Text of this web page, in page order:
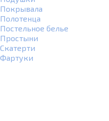
Покрывала
Полотенца
Постельное белье
Простыни
Скатерти
Фартуки